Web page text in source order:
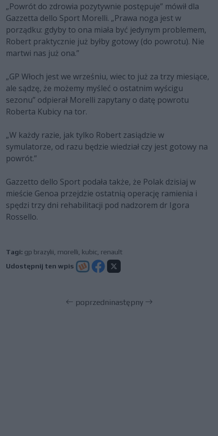
„Powrót do zdrowia pozytywnie postępuje” mówił dla
Gazzetta dello Sport Morelli. „Prawa noga jest w
porządku: gdyby to ona miała być jedynym problemem,
Robert praktycznie już byłby gotowy (do powrotu). Nie
martwi nas już ona.”
„GP Włoch jest we wrześniu, wiec to już za trzy miesiące,
ale sądzę, że możemy myśleć o ostatnim wyścigu
sezonu” odpierał Morelli zapytany o datę powrotu
Roberta Kubicy na tor.
„W każdy razie, jak tylko Robert zasiądzie w
symulatorze, od razu będzie wiedział czy jest gotowy na
powrót.”
Gazzetto dello Sport podała także, że Polak dzisiaj w
mieście Genoa przejdzie ostatnią operację ramienia i
spędzi trzy dni rehabilitacji pod nadzorem dr Igora
Rossello.
Tagi: gp brazylii morelli kubic renault
Udostępnij ten wpis
poprzedninastępny